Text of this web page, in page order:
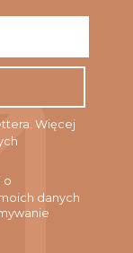
*
Więcej
o
danych